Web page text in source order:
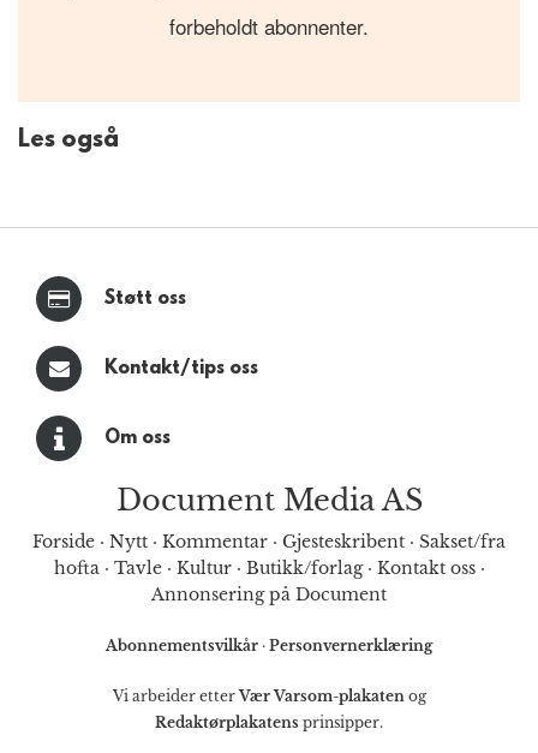
forbeholdt abonnenter.
Les også
Støtt oss
Kontakt/tips oss
Om oss
Document Media AS
Forside · Nytt · Kommentar · Gjesteskribent · Sakset/fra
hofta· Tavle· Kultur· Butikk/forlag· Kontakt oss·
Annonsering på Document
Abonnementsvilkår · Personvernerklæring
Vi arbeider etterVær Varsom-plakatenog
Redaktørplakatens prinsipper.